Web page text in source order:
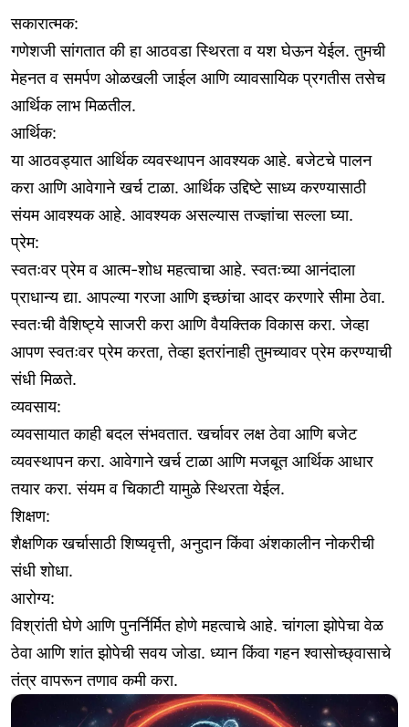
सकारात्मक:
गणेशजी सांगतात की हा आठवडा स्थिरता व यश घेऊन येईल. तुमची
मेहनत व समर्पण ओळखली जाईल आणि व्यावसायिक प्रगतीस तसेच
आर्थिक लाभ मिळतील.
आर्थिक:
या आठवड्यात आर्थिक व्यवस्थापन आवश्यक आहे. बजेटचे पालन
करा आणि आवेगाने खर्च टाळा. आर्थिक उद्दिष्टे साध्य करण्यासाठी
संयम आवश्यक आहे. आवश्यक असल्यास तज्ज्ञांचा सल्ला घ्या.
प्रेम:
स्वतःवर प्रेम व आत्म-शोध महत्वाचा आहे. स्वतःच्या आनंदाला
प्राधान्य द्या. आपल्या गरजा आणि इच्छांचा आदर करणारे सीमा ठेवा.
स्वतःची वैशिष्ट्ये साजरी करा आणि वैयक्तिक विकास करा. जेव्हा
आपण स्वतःवर प्रेम करता, तेव्हा इतरांनाही तुमच्यावर प्रेम करण्याची
संधी मिळते.
व्यवसाय:
व्यवसायात काही बदल संभवतात. खर्चावर लक्ष ठेवा आणि बजेट
व्यवस्थापन करा. आवेगाने खर्च टाळा आणि मजबूत आर्थिक आधार
तयार करा. संयम व चिकाटी यामुळे स्थिरता येईल.
शिक्षण:
शैक्षणिक खर्चासाठी शिष्यवृत्ती, अनुदान किंवा अंशकालीन नोकरीची
संधी शोधा.
आरोग्य:
विश्रांती घेणे आणि पुनर्निर्मित होणे महत्वाचे आहे. चांगला झोपेचा वेळ
ठेवा आणि शांत झोपेची सवय जोडा. ध्यान किंवा गहन श्वासोच्छ्वासाचे
तंत्र वापरून तणाव कमी करा.